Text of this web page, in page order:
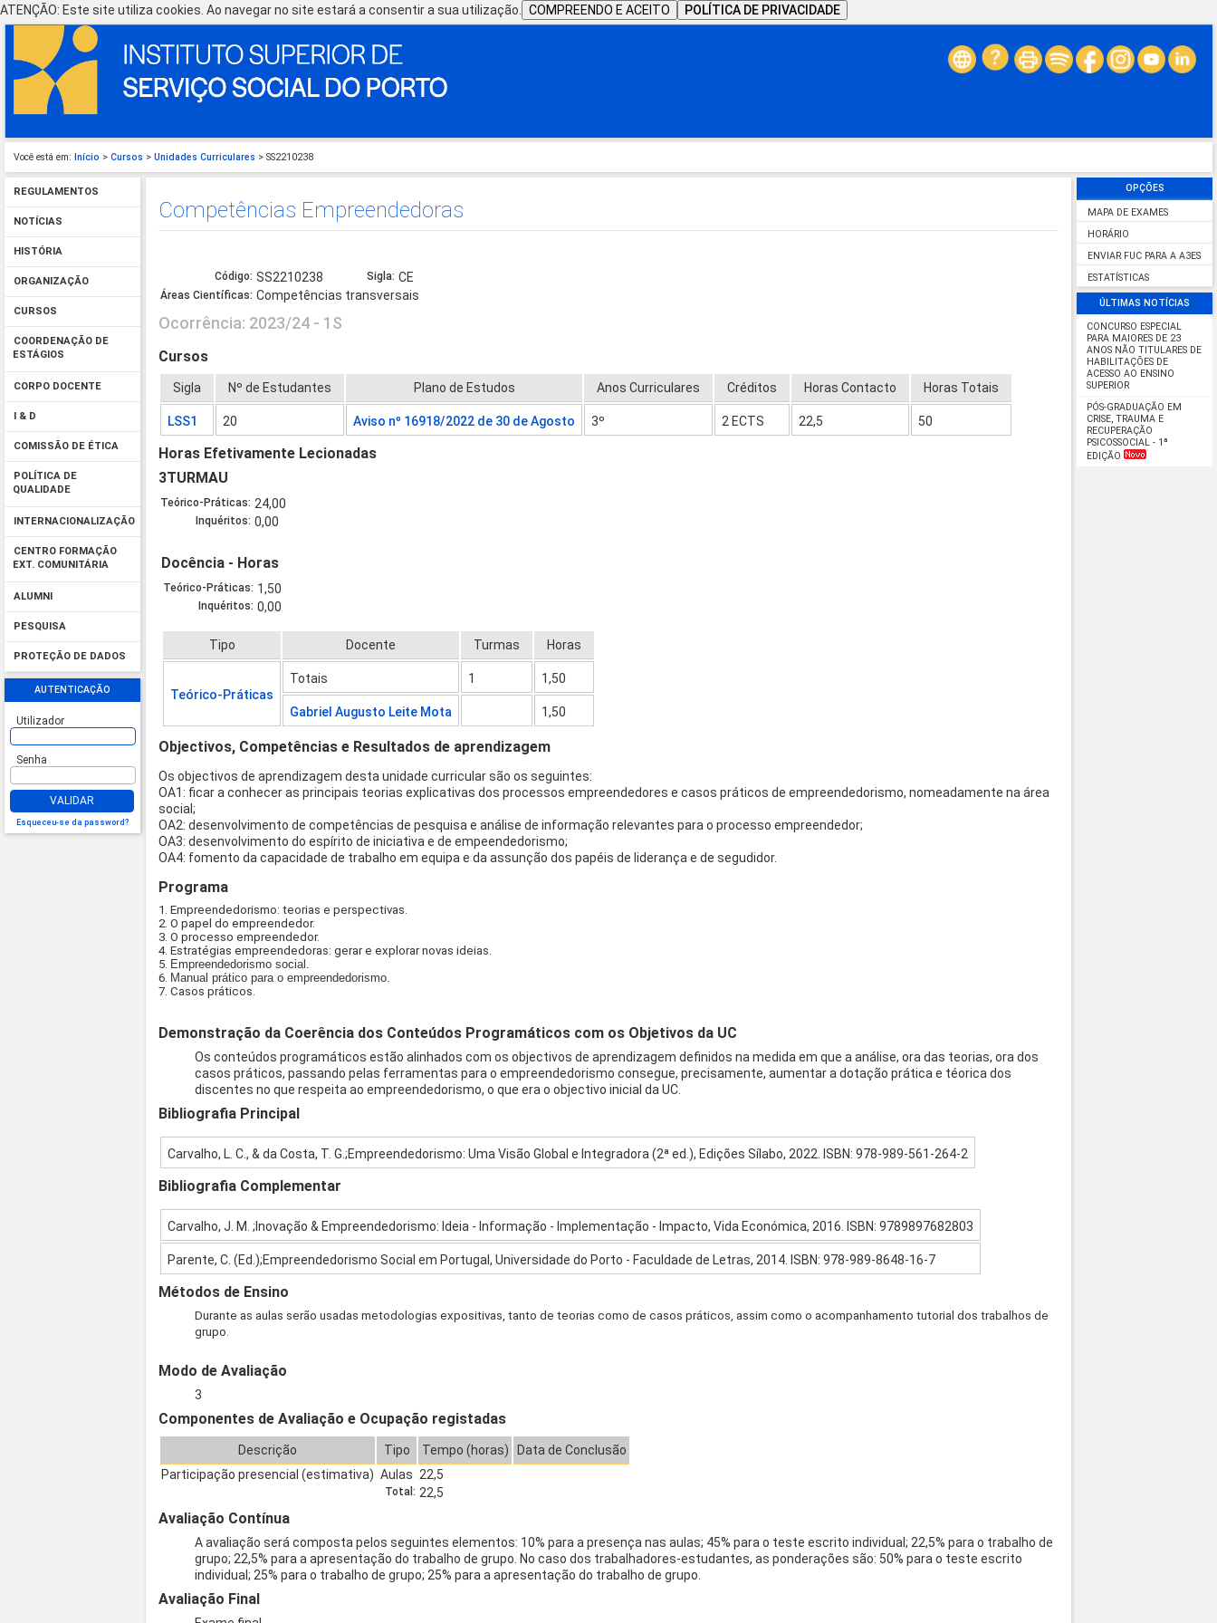
ATENÇÃO: Este site utiliza cookies. Ao navegar no site estará a consentir a sua utilização. COMPREENDO E ACEITO POLÍTICA DE PRIVACIDADE
Você está em: Início > Cursos > Unidades Curriculares > SS2210238
REGULAMENTOS
NOTÍCIAS
HISTÓRIA
ORGANIZAÇÃO
CURSOS
COORDENAÇÃO DE
ESTÁGIOS
CORPO DOCENTE
I & D
COMISSÃO DE ÉTICA
POLÍTICA DE
QUALIDADE
INTERNACIONALIZAÇÃO
CENTRO FORMAÇÃO
EXT. COMUNITÁRIA
ALUMNI
PESQUISA
PROTEÇÃO DE DADOS
AUTENTICAÇÃO
Utilizador
Senha
VALIDAR
Esqueceu-se da password?
OPÇÕES
MAPA DE EXAMES
HORÁRIO
ENVIAR FUC PARA A A3ES
ESTATÍSTICAS
ÚLTIMAS NOTÍCIAS
CONCURSO ESPECIAL
PARA MAIORES DE 23
ANOS NÃO TITULARES DE
HABILITAÇÕES DE
ACESSO AO ENSINO
SUPERIOR
PÓS-GRADUAÇÃO EM
CRISE, TRAUMA E
RECUPERAÇÃO
PSICOSSOCIAL - 1ª
EDIÇÃO
Competências Empreendedoras
Código: SS2210238 Sigla: CE
Áreas Científicas: Competências transversais
Ocorrência: 2023/24 - 1S
Cursos
Sigla Nº de Estudantes Plano de Estudos Anos Curriculares Créditos Horas Contacto Horas Totais
LSS1 20 Aviso nº 16918/2022 de 30 de Agosto 3º 2 ECTS 22,5 50
Horas Efetivamente Lecionadas
3TURMAU
Teórico-Práticas: 24,00
Inquéritos: 0,00
Docência - Horas
Teórico-Práticas: 1,50
Inquéritos: 0,00
Tipo Docente Turmas Horas
Teórico-Práticas
Totais 1 1,50
Gabriel Augusto Leite Mota 1,50
Objectivos, Competências e Resultados de aprendizagem
Os objectivos de aprendizagem desta unidade curricular são os seguintes:
OA1: ficar a conhecer as principais teorias explicativas dos processos empreendedores e casos práticos de empreendedorismo, nomeadamente na área
social;
OA2: desenvolvimento de competências de pesquisa e análise de informação relevantes para o processo empreendedor;
OA3: desenvolvimento do espírito de iniciativa e de empeendedorismo;
OA4: fomento da capacidade de trabalho em equipa e da assunção dos papéis de liderança e de segudidor.
Programa
1. Empreendedorismo: teorias e perspectivas.
2. O papel do empreendedor.
3. O processo empreendedor.
4. Estratégias empreendedoras: gerar e explorar novas ideias.
5. Empreendedorismo social.
6. Manual prático para o empreendedorismo.
7. Casos práticos.
Demonstração da Coerência dos Conteúdos Programáticos com os Objetivos da UC
Os conteúdos programáticos estão alinhados com os objectivos de aprendizagem definidos na medida em que a análise, ora das teorias, ora dos
casos práticos, passando pelas ferramentas para o empreendedorismo consegue, precisamente, aumentar a dotação prática e téorica dos
discentes no que respeita ao empreendedorismo, o que era o objectivo inicial da UC.
Bibliografia Principal
Carvalho, L. C., & da Costa, T. G.;Empreendedorismo: Uma Visão Global e Integradora (2ª ed.), Edições Sílabo, 2022. ISBN: 978-989-561-264-2
Bibliografia Complementar
Carvalho, J. M. ;Inovação & Empreendedorismo: Ideia - Informação - Implementação - Impacto, Vida Económica, 2016. ISBN: 9789897682803
Parente, C. (Ed.);Empreendedorismo Social em Portugal, Universidade do Porto - Faculdade de Letras, 2014. ISBN: 978-989-8648-16-7
Métodos de Ensino
Durante as aulas serão usadas metodologias expositivas, tanto de teorias como de casos práticos, assim como o acompanhamento tutorial dos trabalhos de
grupo.
Modo de Avaliação
3
Componentes de Avaliação e Ocupação registadas
Descrição Tipo Tempo (horas)
Data de Conclusão
Participação presencial (estimativa) Aulas 22,5
Total: 22,5
Avaliação Contínua
A avaliação será composta pelos seguintes elementos: 10% para a presença nas aulas; 45% para o teste escrito individual; 22,5% para o trabalho de
grupo; 22,5% para a apresentação do trabalho de grupo. No caso dos trabalhadores-estudantes, as ponderações são: 50% para o teste escrito
individual; 25% para o trabalho de grupo; 25% para a apresentação do trabalho de grupo.
Avaliação Final